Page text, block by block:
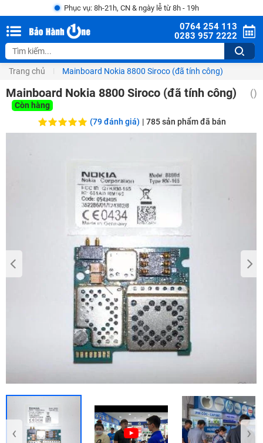
Phục vụ: 8h-21h, CN & ngày lễ từ 8h - 19h
0764 254 113
0283 957 2222
Trang chủ Mainboard Nokia 8800 Siroco (đã tính công)
Mainboard Nokia 8800 Siroco (đã tính công) ()
Còn hàng
(79 đánh giá) | 785sản phẩm đã bán
‹ ›